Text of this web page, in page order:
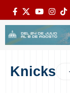
Knicks